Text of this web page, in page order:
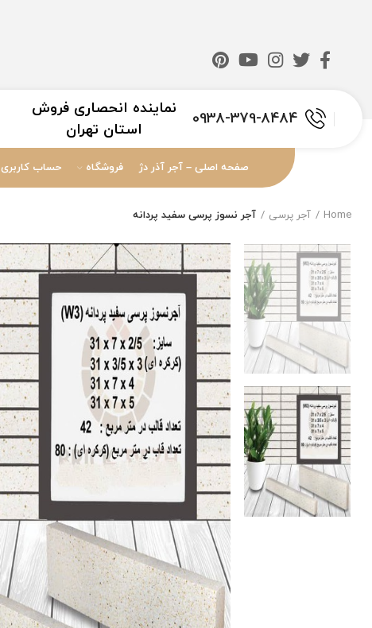
0938-379-8484
نماینده انحصاری فروش
استان تهران
صفحه اصلی – آجر آذر دژ فروشگاه حساب کاربری
Home آجر پرسی آجر نسوز پرسی سفید پردانه